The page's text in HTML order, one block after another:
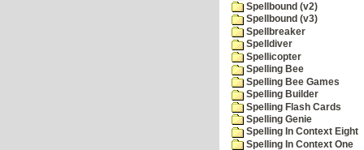
Spellbound (v2)
Spellbound (v3)
Spellbreaker
Spelldiver
Spellicopter
Spelling Bee
Spelling Bee Games
Spelling Builder
Spelling Flash Cards
Spelling Genie
Spelling In Context Eight
Spelling In Context One